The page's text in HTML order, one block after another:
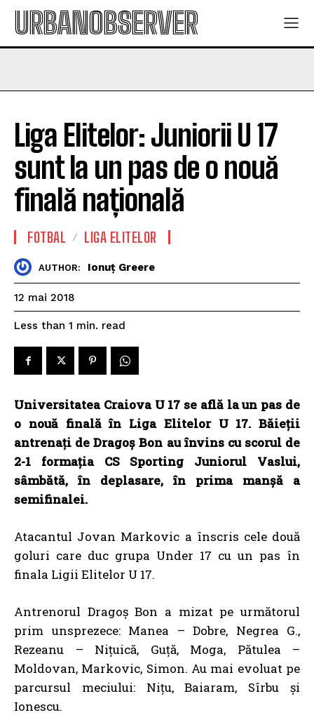
URBANOBSERVER
Liga Elitelor: Juniorii U 17
sunt la un pas de o nouă
finală națională
FOTBAL LIGA ELITELOR
AUTHOR: Ionuț Greere
12 mai 2018
Less than 1 min. read
Universitatea Craiova U 17 se află la un pas de
o nouă finală în Liga Elitelor U 17. Băieții
antrenați de Dragoș Bon au învins cu scorul de
2-1 formația CS Sporting Juniorul Vaslui,
sâmbătă, în deplasare, în prima manșă a
semifinalei.
Atacantul Jovan Markovic a înscris cele două
goluri care duc grupa Under 17 cu un pas în
finala Ligii Elitelor U 17.
Antrenorul Dragoș Bon a mizat pe următorul
prim unsprezece: Manea – Dobre, Negrea G.,
Rezeanu – Nițuică, Guță, Moga, Pătulea –
Moldovan, Markovic, Simon. Au mai evoluat pe
parcursul meciului: Nițu, Baiaram, Sîrbu și
Ionescu.